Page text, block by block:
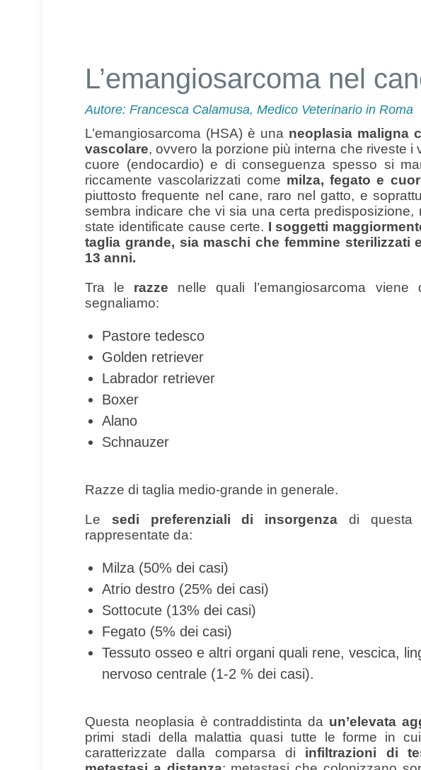
L’emangiosarcoma nel
Autore: Francesca Calamusa, Medico Veterinario in Roma
L’emangiosarcoma (HSA) è una neoplasia maligna
vascolare, ovvero la porzione più interna che riveste i
cuore (endocardio) e di conseguenza spesso si
riccamente vascolarizzati come milza, fegato e
piuttosto frequente nel cane, raro nel gatto, e
sembra indicare che vi sia una certa
state identificate cause certe. I soggetti
taglia grande, sia maschi che femmine sterilizzati
13 anni.
Tra le razze nelle quali l’emangiosarcoma viene
segnaliamo:
Pastore tedesco
Golden retriever
Labrador retriever
Boxer
Alano
Schnauzer
Razze di taglia medio-grande in generale.
Le sedi preferenziali di insorgenza di questa
rappresentate da:
Milza (50% dei casi)
Atrio destro (25% dei casi)
Sottocute (13% dei casi)
Fegato (5% dei casi)
Tessuto osseo e altri organi quali rene, vescica,
nervoso centrale (1-2 % dei casi).
Questa neoplasia è contraddistinta da un’elevata
primi stadi della malattia quasi tutte le forme in
caratterizzate dalla comparsa di infiltrazioni di